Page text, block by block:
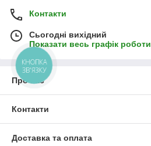
Контакти
Сьогодні вихідний
Показати весь графік роботи
Про нас
Контакти
Доставка та оплата
КНОПКА
ЗВ'ЯЗКУ